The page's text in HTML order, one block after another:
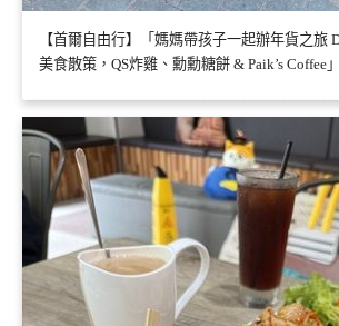
【首爾自由行】「媽媽帶孩子一起辦年貨之旅
美食散策，QS炸雞、勳勳糖餅 & Paik’s Coffee」